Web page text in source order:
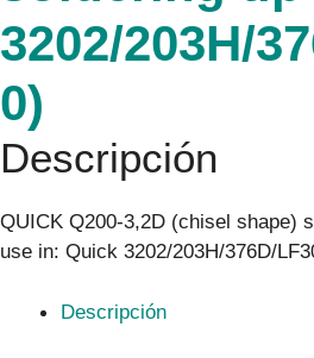
3202/203H/
0)
Descripción
QUICK Q200-3,2D (chisel shape)
use in: Quick 3202/203H/376D/
Descripción